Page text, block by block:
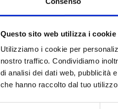
Questo sito web utilizza i cookie
Utilizziamo i cookie per
nostro traffico. Condividiamo
di analisi dei dati web, pubblicità
che hanno raccolto dal tuo
06/10/
€ 783